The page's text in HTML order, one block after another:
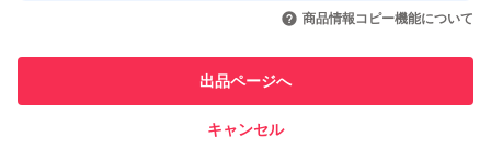
引を完了させた実績があります
での取引実績があります
商品情報コピー機能について
出品ページへ
キャンセル